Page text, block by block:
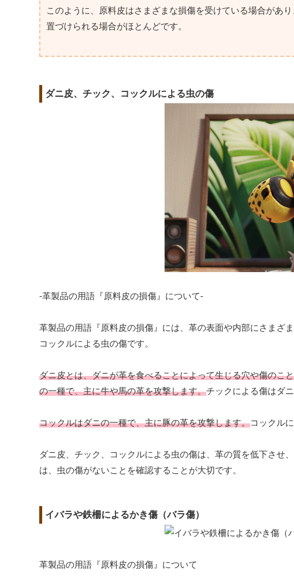
このように、原料皮はさまざまな損傷を受けている場合があ
置づけられる場合がほとんどです。
ダニ皮、チック、コックルによる虫の傷
-革製品の用語『原料皮の損傷』について-
革製品の用語『原料皮の損傷』には、革の表面や内部にさまざ
コックルによる虫の傷です。
ダニ皮とは、ダニが革を食べることによって生じる穴や傷のこ
の一種で、主に牛や馬の革を攻撃します。チックによる傷はダ
コックルはダニの一種で、主に豚の革を攻撃します。コックル
ダニ皮、チック、コックルによる虫の傷は、革の質を低下させ
は、虫の傷がないことを確認することが大切です。
イバラや鉄柵によるかき傷（バラ傷）
革製品の用語『原料皮の損傷』について